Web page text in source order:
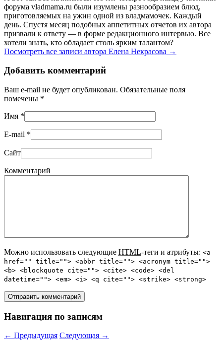
форума vladmama.ru были изумлены разнообразием блюд,
приготовляемых на ужин одной из владмамочек. Каждый
день. Спустя месяц подобных аппетитных отчетов их автора
призвали к ответу — в форме редакционного интервью. Все
хотели знать, кто обладает столь ярким талантом?
Посмотреть все записи автора Елена Некрасова →
Добавить комментарий
Ваш e-mail не будет опубликован. Обязательные поля
помечены *
Имя *
E-mail *
Сайт
Комментарий
Можно использовать следующие HTML-теги и атрибуты: <a
href="" title=""> <abbr title=""> <acronym title="">
<b> <blockquote cite=""> <cite> <code> <del
datetime=""> <em> <i> <q cite=""> <strike> <strong>
Навигация по записям
← Предыдущая Следующая →